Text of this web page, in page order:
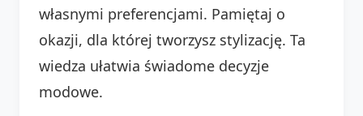
własnymi preferencjami. Pamiętaj o
okazji, dla której tworzysz stylizację. Ta
wiedza ułatwia świadome decyzje
modowe.